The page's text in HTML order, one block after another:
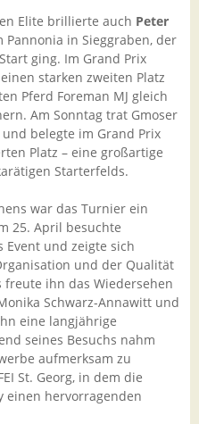
Elite brillierte auch Peter
in Sieggraben, der
ging. Im Grand Prix
starken zweiten Platz
Pferd Foreman MJ gleich
Am Sonntag trat Gmoser
belegte im Grand Prix
Platz – eine großartige
Starterfelds.
war das Turnier ein
25. April besuchte
Event und zeigte sich
und der Qualität
freute ihn das Wiedersehen
Schwarz-Annawitt und
eine langjährige
seines Besuchs nahm
aufmerksam zu
St. Georg, in dem die
einen hervorragenden